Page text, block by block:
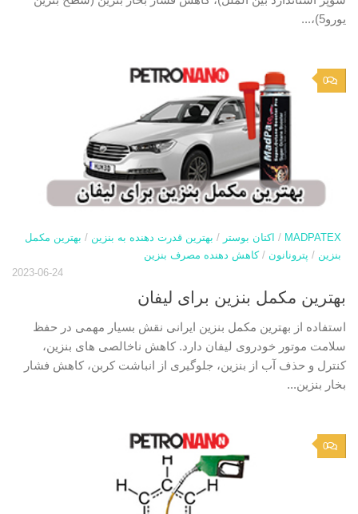
یورو5)،...
0
MADPATEX
/ اکتان بوستر / بهترین قدرت دهنده به بنزین / بهترین مکمل
بنزین / پترونانون /کاهش دهنده مصرف بنزین
2023-06-24
بهترین مکمل بنزین برای لیفان
استفاده از بهترین مکمل بنزین ایرانی نقش بسیار مهمی در حفظ
سلامت موتور خودروی لیفان دارد. کاهش ناخالصی های بنزین،
کنترل و حذف آب از بنزین، جلوگیری از انباشت کربن، کاهش فشار
بخار بنزین...
0